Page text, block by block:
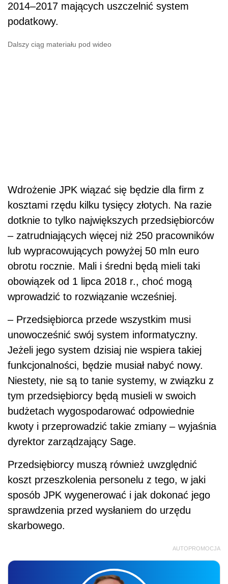
2014–2017 mających uszczelnić system
podatkowy.
Dalszy ciąg materiału pod wideo
Wdrożenie JPK wiązać się będzie dla firm z
kosztami rzędu kilku tysięcy złotych. Na razie
dotknie to tylko największych przedsiębiorców
– zatrudniających więcej niż 250 pracowników
lub wypracowujących powyżej 50 mln euro
obrotu rocznie. Mali i średni będą mieli taki
obowiązek od 1 lipca 2018 r., choć mogą
wprowadzić to rozwiązanie wcześniej.
– Przedsiębiorca przede wszystkim musi
unowocześnić swój system informatyczny.
Jeżeli jego system dzisiaj nie wspiera takiej
funkcjonalności, będzie musiał nabyć nowy.
Niestety, nie są to tanie systemy, w związku z
tym przedsiębiorcy będą musieli w swoich
budżetach wygospodarować odpowiednie
kwoty i przeprowadzić takie zmiany – wyjaśnia
dyrektor zarządzający Sage.
Przedsiębiorcy muszą również uwzględnić
koszt przeszkolenia personelu z tego, w jaki
sposób JPK wygenerować i jak dokonać jego
sprawdzenia przed wysłaniem do urzędu
skarbowego.
AUTOPROMOCJA